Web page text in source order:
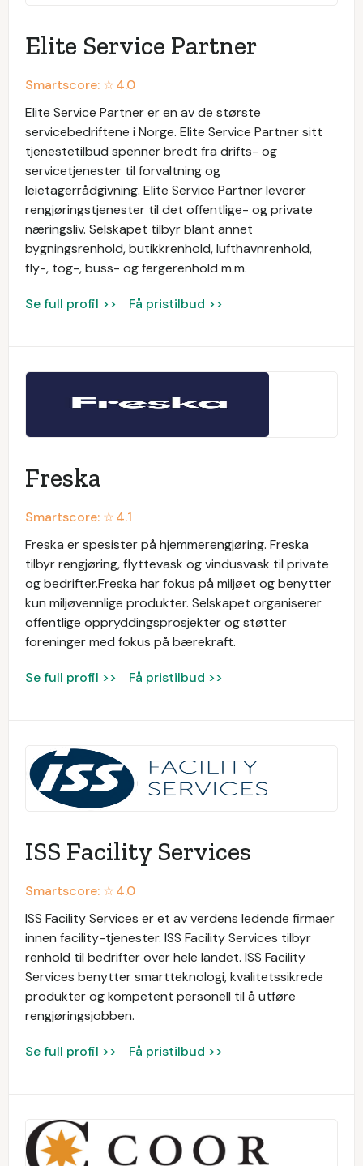
Elite Service Partner
Smartscore: ☆4.0
Elite Service Partner er en av de største
servicebedriftene i Norge. Elite Service Partner sitt
tjenestetilbud spenner bredt fra drifts- og
servicetjenester til forvaltning og
leietagerrådgivning. Elite Service Partner leverer
rengjøringstjenester til det offentlige- og private
næringsliv. Selskapet tilbyr blant annet
bygningsrenhold, butikkrenhold, lufthavnrenhold,
fly-, tog-, buss- og fergerenhold m.m.
Se full profil >> Få pristilbud >>
Freska
Smartscore: ☆4.1
Freska er spesister på hjemmerengjøring. Freska
tilbyr rengjøring, flyttevask og vindusvask til private
og bedrifter.Freska har fokus på miljøet og benytter
kun miljøvennlige produkter. Selskapet organiserer
offentlige oppryddingsprosjekter og støtter
foreninger med fokus på bærekraft.
Se full profil >> Få pristilbud >>
ISS Facility Services
Smartscore: ☆4.0
ISS Facility Services er et av verdens ledende firmaer
innen facility-tjenester. ISS Facility Services tilbyr
renhold til bedrifter over hele landet. ISS Facility
Services benytter smartteknologi, kvalitetssikrede
produkter og kompetent personell til å utføre
rengjøringsjobben.
Se full profil >> Få pristilbud >>